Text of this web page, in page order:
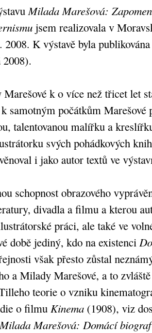
Milada Marešová:
jsem realizovala v
2008. K výstavě byla
2008).
k o více než třicet let
samotným počátkům Marešové
talentovanou malířku a
svých pohádkových
i jako autor textů ve
schopnost obrazového
divadla a filmu a kterou
práci, ale také ve
době jediný, kdo na existenci
však přesto zůstal
a Milady Marešové, a to
teorie o vzniku
o filmu Kinema (1908), viz
Milada Marešová: Domácí biograf